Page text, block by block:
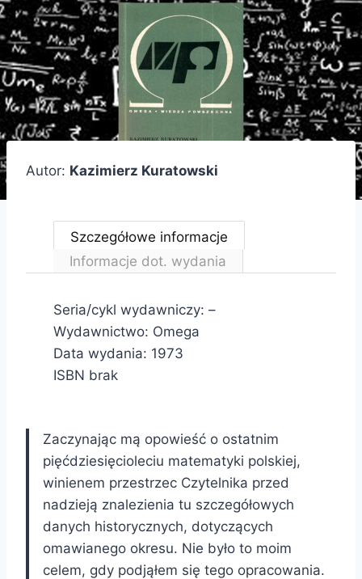
Autor: Kazimierz Kuratowski
Szczegółowe informacje
Informacje dot. wydania
Seria/cykl wydawniczy: –
Wydawnictwo: Omega
Data wydania: 1973
ISBN brak
Zaczynając mą opowieść o ostatnim
pięćdziesięcioleciu matematyki polskiej,
winienem przestrzec Czytelnika przed
nadzieją znalezienia tu szczegółowych
danych historycznych, dotyczących
omawianego okresu. Nie było to moim
celem, gdy podjąłem się tego opracowania.